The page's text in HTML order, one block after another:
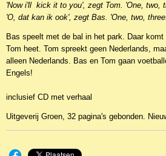
9789461201782
'Now i'll kick it to you', zegt Tom. 'One, two,
'O, dat kan ik ook', zegt Bas. 'One, two,
Bas speelt met de bal in het park. Daar
Tom heet. Tom spreekt geen Nederlands,
alleen Nederlands. Bas en Tom gaan
Engels!
inclusief CD met verhaal
Uitgeverij Groen, 32 pagina's gebonden.